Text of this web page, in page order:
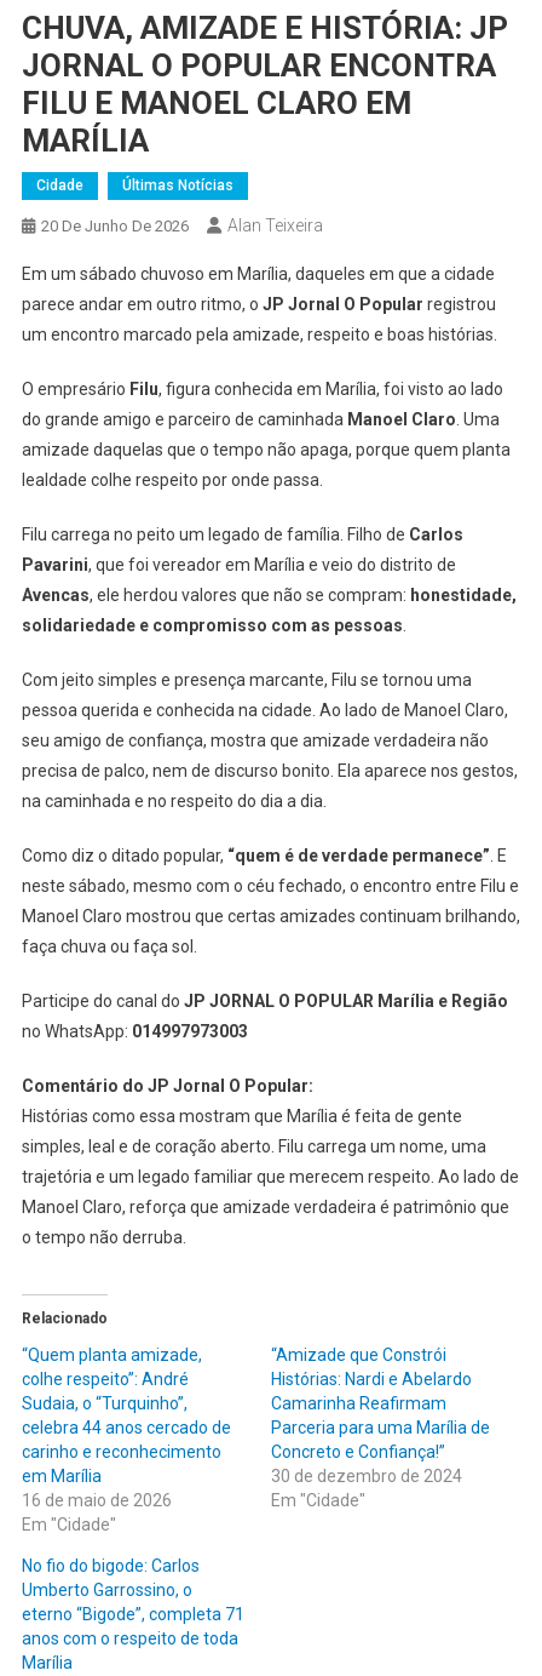
CHUVA, AMIZADE E HISTÓRIA: JP
JORNAL O POPULAR ENCONTRA
FILU E MANOEL CLARO EM
MARÍLIA
Cidade Últimas Notícias
20 De Junho De 2026 Alan Teixeira
Em um sábado chuvoso em Marília, daqueles em que a cidade
parece andar em outro ritmo, o JP Jornal O Popular registrou
um encontro marcado pela amizade, respeito e boas histórias.
O empresário Filu, figura conhecida em Marília, foi visto ao lado
do grande amigo e parceiro de caminhada Manoel Claro . Uma
amizade daquelas que o tempo não apaga, porque quem planta
lealdade colhe respeito por onde passa.
Filu carrega no peito um legado de família. Filho de Carlos
Pavarini, que foi vereador em Marília e veio do distrito de
Avencas, ele herdou valores que não se compram: honestidade,
solidariedade e compromisso com as pessoas
Com jeito simples e presença marcante, Filu se tornou uma
pessoa querida e conhecida na cidade. Ao lado de Manoel Claro,
seu amigo de confiança, mostra que amizade verdadeira não
precisa de palco, nem de discurso bonito. Ela aparece nos gestos,
na caminhada e no respeito do dia a dia.
Como diz o ditado popular, “quem é de verdade permanece” . E
neste sábado, mesmo com o céu fechado, o encontro entre Filu e
Manoel Claro mostrou que certas amizades continuam brilhando,
faça chuva ou faça sol.
Participe do canal do JP JORNAL O POPULAR Marília e Região
no WhatsApp: 014997973003
Comentário do JP Jornal O Popular:
Histórias como essa mostram que Marília é feita de gente
simples, leal e de coração aberto. Filu carrega um nome, uma
trajetória e um legado familiar que merecem respeito. Ao lado de
Manoel Claro, reforça que amizade verdadeira é patrimônio que
o tempo não derruba.
Relacionado
“Quem planta amizade,
colhe respeito”: André
Sudaia, o “Turquinho”,
celebra 44 anos cercado de
carinho e reconhecimento
em Marília
16 de maio de 2026
Em "Cidade"
“Amizade que Constrói
Histórias: Nardi e Abelardo
Camarinha Reafirmam
Parceria para uma Marília de
Concreto e Confiança!”
30 de dezembro de 2024
Em "Cidade"
No fio do bigode: Carlos
Umberto Garrossino, o
eterno “Bigode”, completa 71
anos com o respeito de toda
Marília